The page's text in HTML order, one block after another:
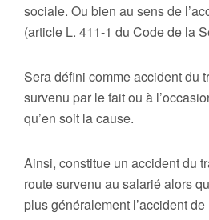
sociale. Ou bien au sens de
(article L. 411-1 du Code de la
Sera défini comme accident du
survenu par le fait ou à
qu’en soit la cause.
Ainsi, constitue un accident du
route survenu au salarié alors
plus généralement l’accident